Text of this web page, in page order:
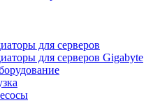
для серверов
для серверов Gigabyte